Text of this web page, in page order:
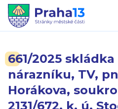
661/2025
nárazníku, TV,
Horákova,
2131/672, k. ú.